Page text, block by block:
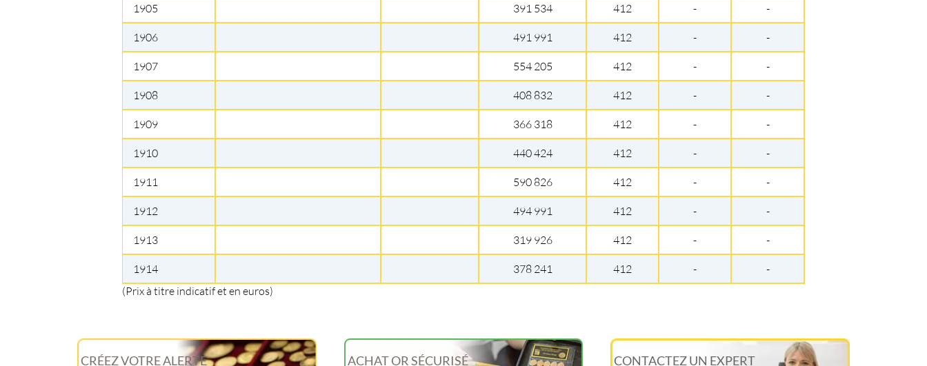
1905 391 534 412 - -
1906 491 991 412 - -
1907 554 205 412 - -
1908 408 832 412 - -
1909 366 318 412 - -
1910 440 424 412 - -
1911 590 826 412 - -
1912 494 991 412 - -
1913 319 926 412 - -
1914 378 241 412 -
-
(Prix à titre indicatif et en euros)
CRÉEZ VOTRE ALERTE ACHAT OR SÉCURISÉ CONTACTEZ UN EXPERT